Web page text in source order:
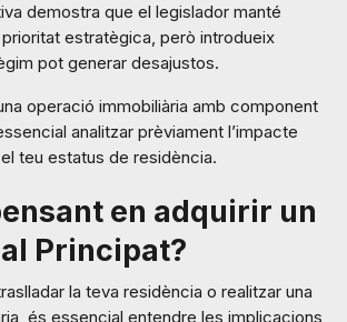
demostra que el legislador manté
estratègica, però introdueix
pot generar desajustos.
operació immobiliària amb component
analitzar prèviament l’impacte
teu estatus de residència.
en adquirir un
Principat?
la teva residència o realitzar una
és essencial entendre les implicacions